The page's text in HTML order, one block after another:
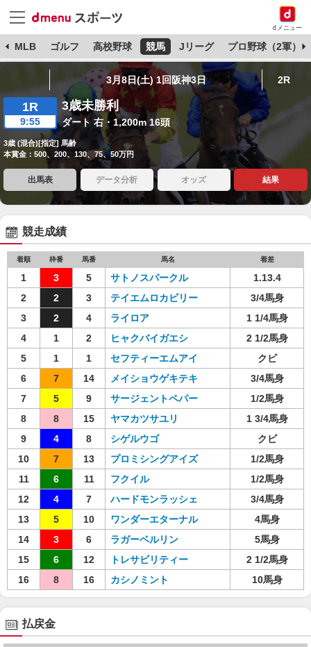
dメニュー
MLB ゴルフ 高校野球 競馬 Jリーグ プロ野球（2軍）
3月8日(土) 1回阪神3日 2R
1R
9:55
3歳未勝利
ダート 右・1,200m 16頭
3歳 (混合)[指定] 馬齢
本賞金：500、200、130、75、50万円
出馬表 データ分析 オッズ 結果
競走成績
着順 枠番 馬番 馬名 着差
1 3 5 サトノスパークル
1.13.4
2
2 3 テイエムロカビリー
3/4馬身
3
2 4 ライロア
1 1/4馬身
4
1 2 ヒャクバイガエシ
2 1/2馬身
5
1 1 セフティーエムアイ
クビ
6
7 14 メイショウゲキテキ
3/4馬身
7
5 9 サージェントペパー
1/2馬身
8
8 15 ヤマカツサユリ
1 3/4馬身
9
4 8 シゲルウゴ
クビ
10
7 13 プロミシングアイズ
1/2馬身
11
6 11 フクイル
1/2馬身
12
4 7 ハードモンラッシェ
3/4馬身
13
5 10 ワンダーエターナル
4馬身
14
3 6 ラガーベルリン
5馬身
15
6 12 トレサビリティー
2 1/2馬身
16
8 16 カシノミント 10馬身
払戻金